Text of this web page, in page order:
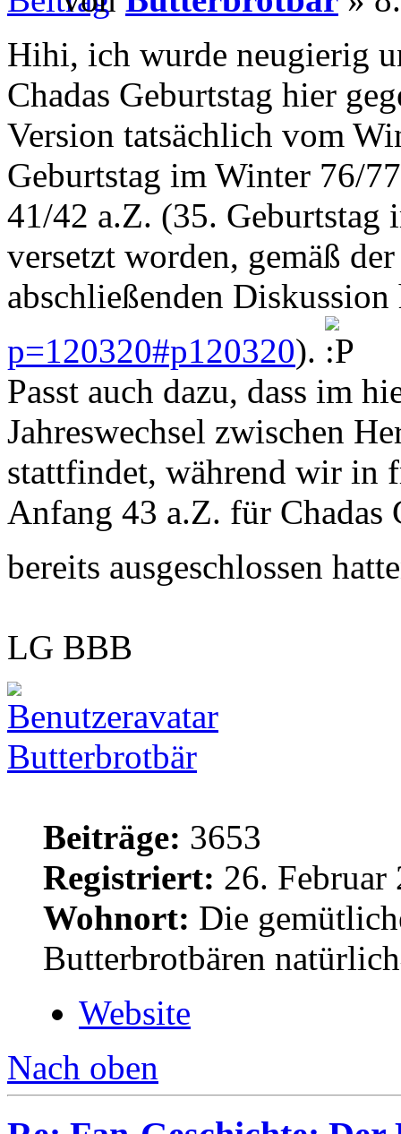
Hihi, ich wurde neugierig
Chadas Geburtstag hier
Version tatsächlich vom
Geburtstag im Winter 76/
41/42 a.Z. (35. Geburtstag
versetzt worden, gemäß
abschließenden
p=120320#p120320).
Passt auch dazu, dass im
Jahreswechsel zwischen
stattfindet, während wir in
Anfang 43 a.Z. für Chadas
bereits ausgeschlossen
LG BBB
Butterbrotbär
Beiträge: 3653
Registriert: 26. Februar
Wohnort: Die
Butterbrotbären
Website
Nach oben